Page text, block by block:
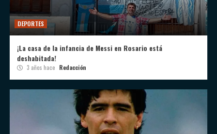
DEPORTES
¡La casa de la infancia de Messi en Rosario está
deshabitada!
3 años hace Redacción